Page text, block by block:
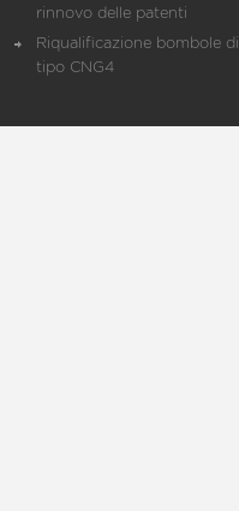
rinnovo delle patenti
Riqualificazione bombole di
tipo CNG4